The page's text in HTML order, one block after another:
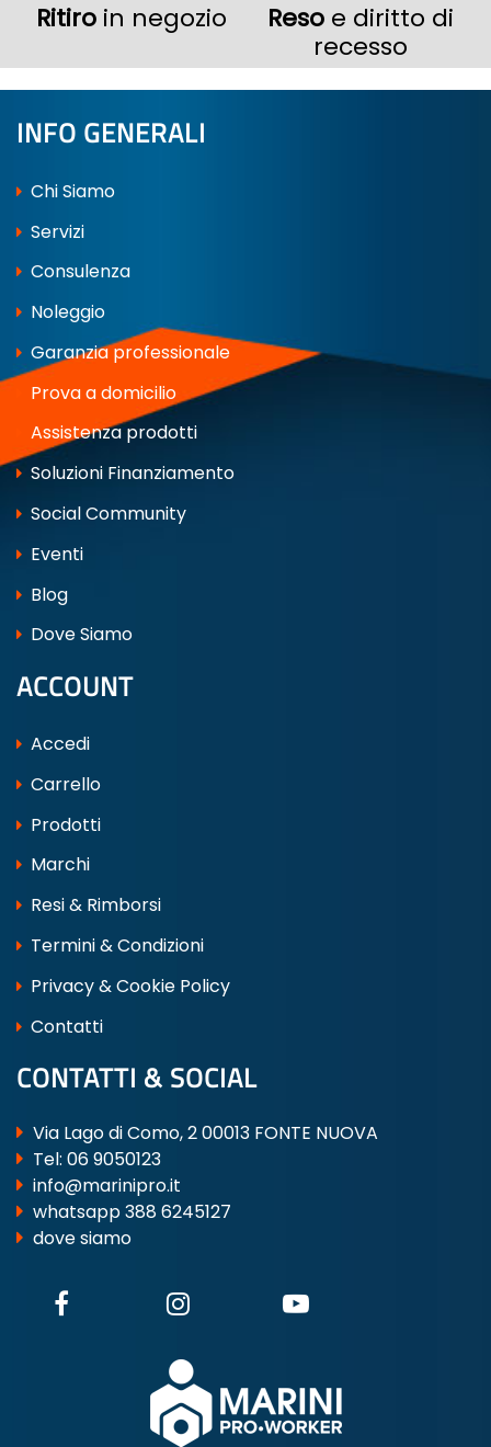
Ritiro in negozio Resoe diritto di
recesso
INFO GENERALI
Chi Siamo
Servizi
Consulenza
Noleggio
Garanzia professionale
Prova a domicilio
Assistenza prodotti
Soluzioni Finanziamento
Social Community
Eventi
Blog
Dove Siamo
ACCOUNT
Accedi
Carrello
Prodotti
Marchi
Resi & Rimborsi
Termini & Condizioni
Privacy & Cookie Policy
Contatti
CONTATTI & SOCIAL
Via Lago di Como, 2 00013 FONTE NUOVA
Tel: 06 9050123
info@marinipro.it
whatsapp 388 6245127
dove siamo